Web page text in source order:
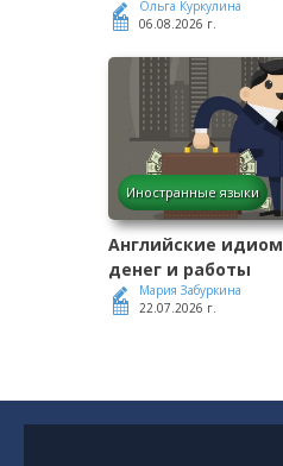
Ольга Куркулина
06.08.2026 г.
Иностранные языки
Английские
денег и работы
Мария Забуркина
22.07.2026 г.